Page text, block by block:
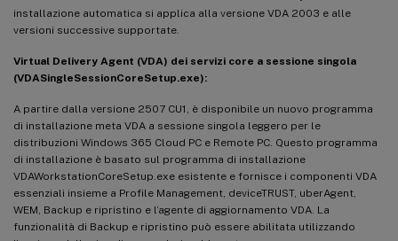
installazione automatica si applica alla versione VDA 2003 e alle
versioni successive supportate.
Virtual Delivery Agent (VDA) dei servizi core a sessione singola
(VDASingleSessionCoreSetup.exe):
A partire dalla versione 2507 CU1, è disponibile un nuovo programma
di installazione meta VDA a sessione singola leggero per le
distribuzioni Windows 365 Cloud PC e Remote PC. Questo programma
di installazione è basato sul programma di installazione
VDAWorkstationCoreSetup.exe esistente e fornisce i componenti VDA
essenziali insieme a Profile Management, deviceTRUST, uberAgent,
WEM, Backup e ripristino e l’agente di aggiornamento VDA. La
funzionalità di Backup e ripristino può essere abilitata utilizzando